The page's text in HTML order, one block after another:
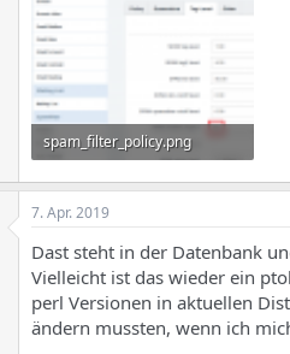
spam_filter_policy.png
48,9 KB · Aufrufe: 669
7. Apr. 2019
Dast steht in der Datenbank
Vielleicht ist das wieder ein
perl Versionen in aktuellen
ändern mussten, wenn ich